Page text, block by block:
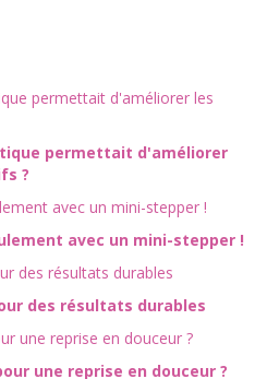
permettait d'améliorer
?
avec un mini-stepper !
des résultats durables
une reprise en douceur ?